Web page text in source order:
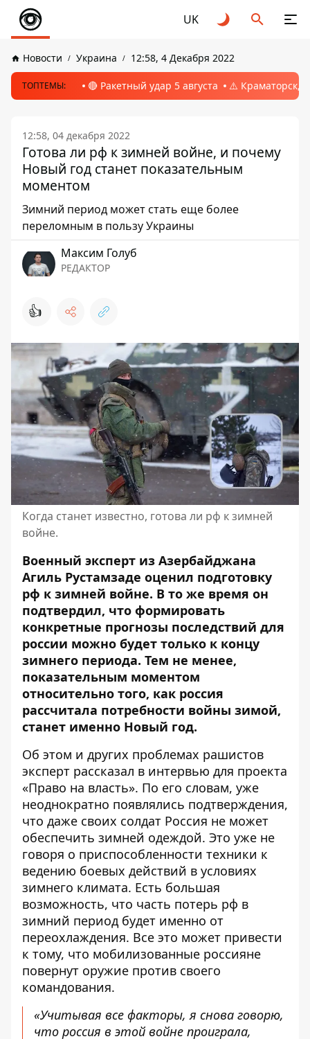
UK
Новости Украина 12:58, 4 Декабря 2022
ТОПТЕМЫ: 🔴 Ракетный удар 5 августа ⚠️ Краматорск,
12:58, 04 декабря 2022
Готова ли рф к зимней войне, и почему
Новый год станет показательным
моментом
Зимний период может стать еще более
переломным в пользу Украины
Максим Голуб
РЕДАКТОР
👍
Когда станет известно, готова ли рф к зимней
войне.
Военный эксперт из Азербайджана
Агиль Рустамзаде оценил подготовку
рф к зимней войне. В то же время он
подтвердил, что формировать
конкретные прогнозы последствий для
россии можно будет только к концу
зимнего периода. Тем не менее,
показательным моментом
относительно того, как россия
рассчитала потребности войны зимой,
станет именно Новый год.
Об этом и других проблемах рашистов
эксперт рассказал в интервью для проекта
«Право на власть». По его словам, уже
неоднократно появлялись подтверждения,
что даже своих солдат Россия не может
обеспечить зимней одеждой. Это уже не
говоря о приспособленности техники к
ведению боевых действий в условиях
зимнего климата. Есть большая
возможность, что часть потерь рф в
зимний период будет именно от
переохлаждения. Все это может привести
к тому, что мобилизованные россияне
повернут оружие против своего
командования.
«Учитывая все факторы, я снова говорю,
что россия в этой войне проиграла,